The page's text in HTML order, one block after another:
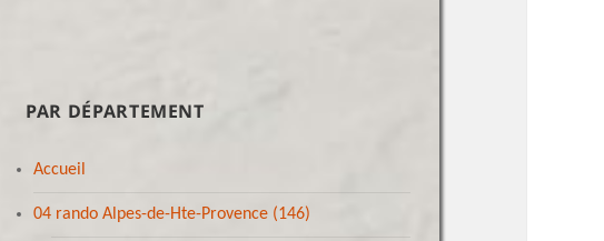
PAR DÉPARTEMENT
Accueil
04 rando Alpes-de-Hte-Provence (146)